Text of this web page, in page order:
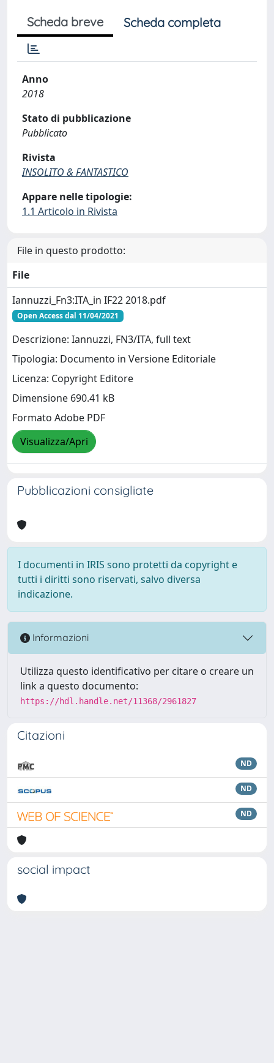
Scheda breve Scheda completa
Anno
2018
Stato di pubblicazione
Pubblicato
Rivista
INSOLITO & FANTASTICO
Appare nelle tipologie:
1.1 Articolo in Rivista
File in questo prodotto:
File
Iannuzzi_Fn3:ITA_in IF22 2018.pdf
Open Access dal 11/04/2021
Descrizione: Iannuzzi, FN3/ITA, full text
Tipologia: Documento in Versione Editoriale
Licenza: Copyright Editore
Dimensione 690.41 kB
Formato Adobe PDF
Visualizza/Apri
Pubblicazioni consigliate
I documenti in IRIS sono protetti da copyright e
tutti i diritti sono riservati, salvo diversa
indicazione.
Informazioni
Utilizza questo identificativo per citare o creare un
link a questo documento:
https://hdl.handle.net/11368/2961827
Citazioni
ND
ND
ND
social impact